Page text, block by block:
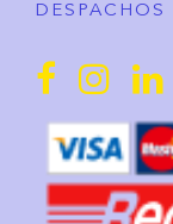
DESPACHOS